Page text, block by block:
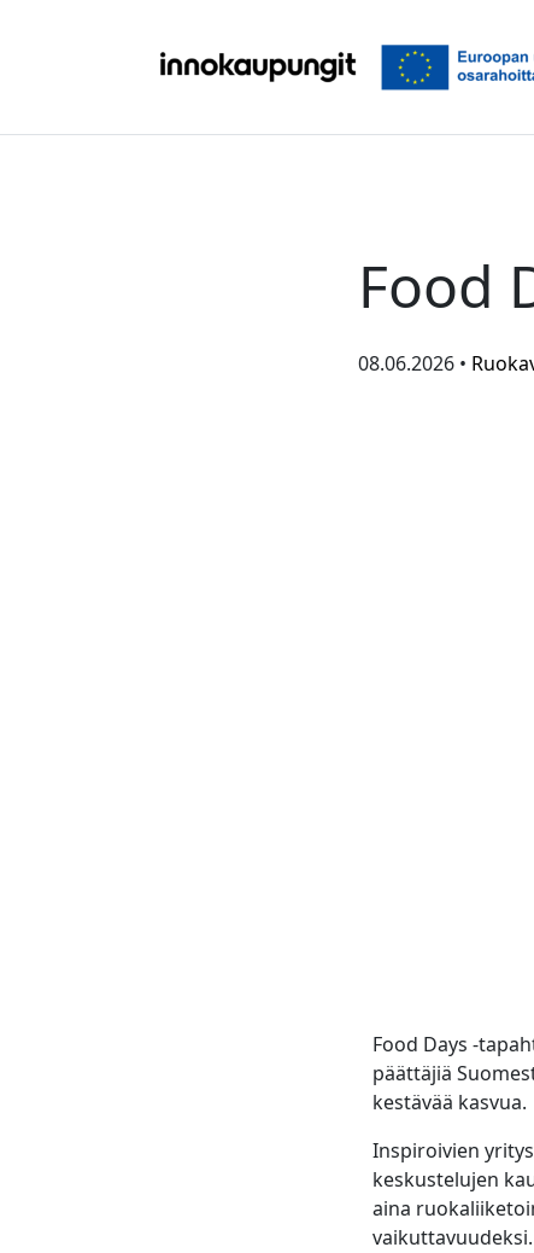
Food
08.06.2026 •
Food Days -
päättäjiä
kestävää kasvua.
Inspiroivien
keskustelujen
aina
vaikuttavuudeksi.